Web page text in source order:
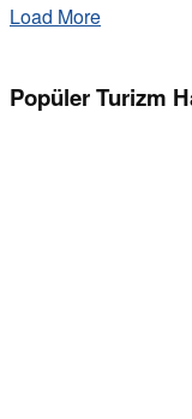
Load More
Popüler Turizm